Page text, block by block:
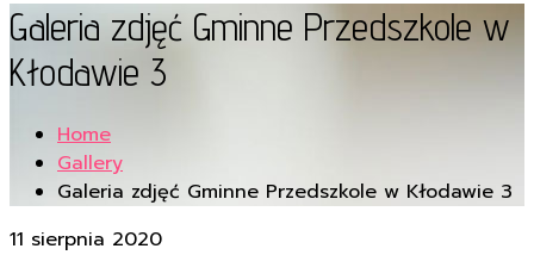
Galeria zdjęć Gminne Przedszkole w
Kłodawie 3
Home
Gallery
Galeria zdjęć Gminne Przedszkole w Kłodawie 3
11 sierpnia 2020